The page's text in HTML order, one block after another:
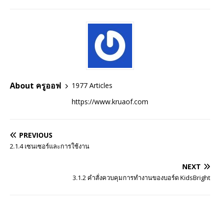
About ครูออฟ
1977 Articles
https://www.kruaof.com
PREVIOUS
2.1.4 เซนเซอร์และการใช้งาน
NEXT
3.1.2 คำสั่งควบคุมการทำงานของบอร์ด KidsBright